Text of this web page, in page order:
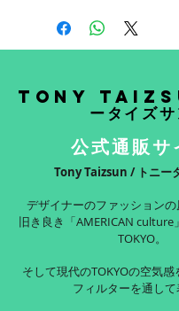
Tony
ータイズサ
公式通販サ
Tony Taizsun / トニー
デザイナーのファッションの
旧き良き「AMERICAN culture
TOKYO。
そして現代のTOKYOの空気
フィルターを通して